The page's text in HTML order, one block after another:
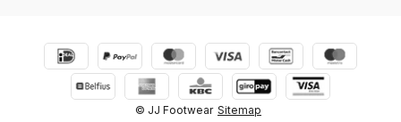
© JJ Footwear Sitemap